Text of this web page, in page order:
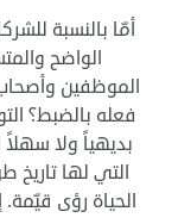
أمّا بالنسبة
الواضح
الموظفين
فعله بالضبط؟
بديهياً ولا
التي لها تاريخ
الحياة رؤى